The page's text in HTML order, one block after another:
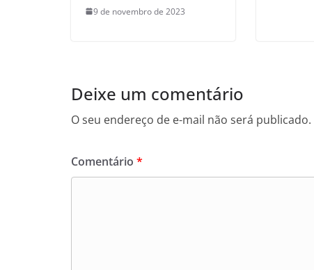
9 de novembro de 2023
Deixe um comentário
O seu endereço de e-mail não será publicado.
Comentário *